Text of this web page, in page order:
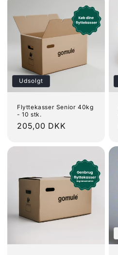
Udsolgt
Flyttekasser Senior 40kg
- 10 stk.
Normalpris
205,00 DKK